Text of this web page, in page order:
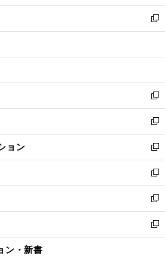
ウ
で
開
ン
ド
ウ
開
ウ
ィ
ン
ウ
開
く
し
い
ウ
ン
ウ
で
開
く
新
し
ウ
ン
ド
ウ
で
開
く
新
し
い
ウ
ィ
ン
ド
ウ
で
開
く
新
し
い
ウ
ィ
ン
ド
ウ
で
開
ョン
新
し
い
ウ
ィ
ン
ド
ウ
新
し
い
ウ
ィ
ン
新
し
い
ウ
新
し
ン・新書